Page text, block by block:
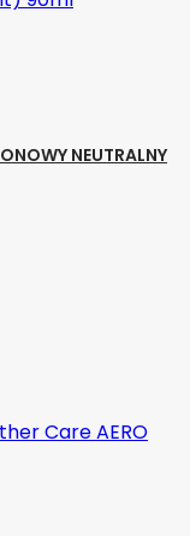
NEUTRALNY